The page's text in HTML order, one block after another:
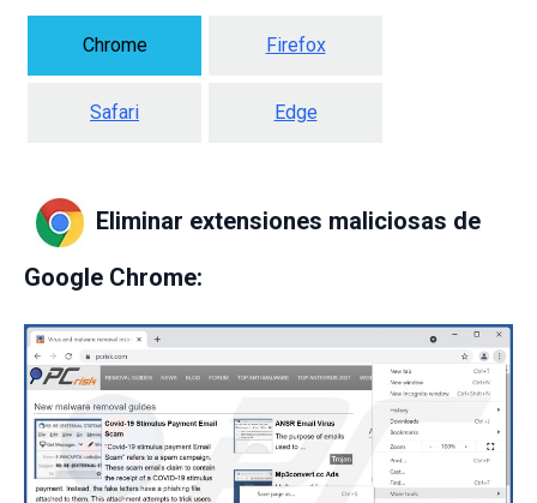
Chrome Firefox
Safari Edge
Eliminar extensiones maliciosas de
Google Chrome: